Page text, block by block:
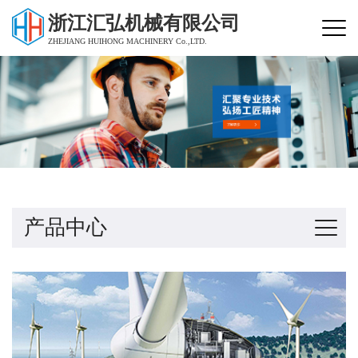
浙江汇弘机械有限公司
ZHEJIANG HUIHONG MACHINERY Co.,LTD.
产品中心